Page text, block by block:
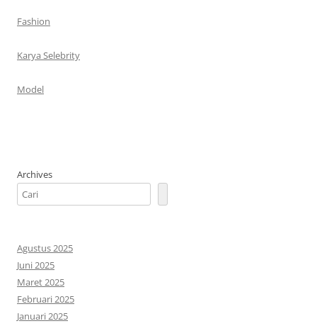
Fashion
Karya Selebrity
Model
Archives
Agustus 2025
Juni 2025
Maret 2025
Februari 2025
Januari 2025